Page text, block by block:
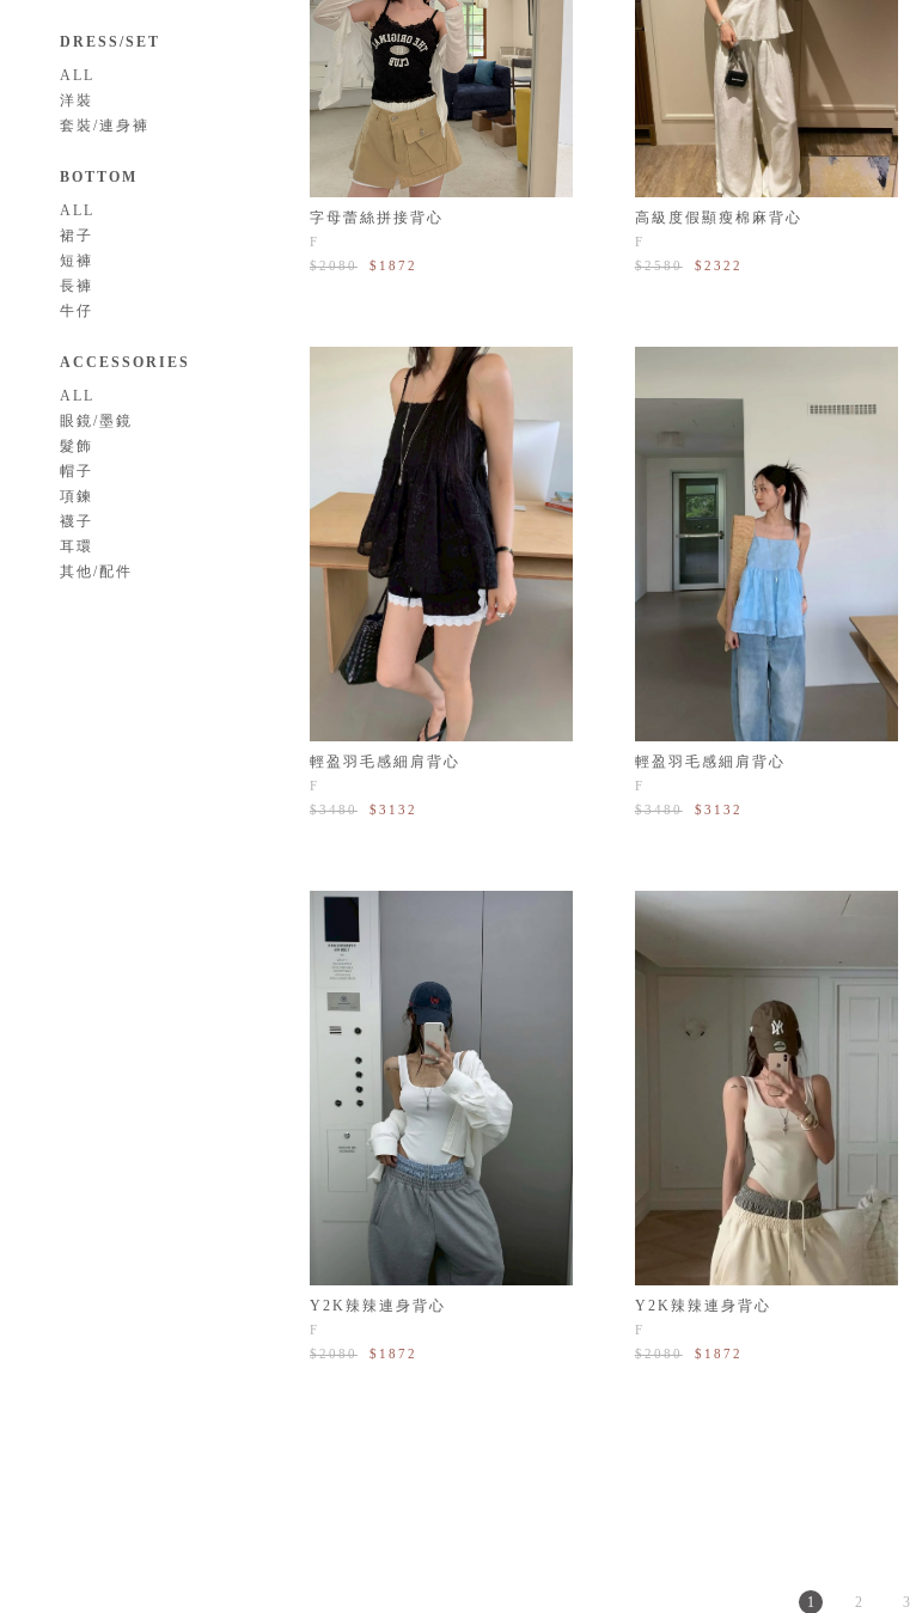
DRESS/SET
ALL
洋裝
套裝/連身褲
BOTTOM
ALL
裙子
短褲
長褲
牛仔
ACCESSORIES
ALL
眼鏡/墨鏡
髮飾
帽子
項鍊
襪子
耳環
其他/配件
字母蕾絲拼接背心
F
$2080
$1872
高級度假顯瘦棉麻背心
F
$2580
$2322
輕盈羽毛感細肩背心
F
$3480
$3132
輕盈羽毛感細肩背心
F
$3480
$3132
Y2K辣辣連身背心
F
$2080
$1872
Y2K辣辣連身背心
F
$2080
$1872
1 2 3